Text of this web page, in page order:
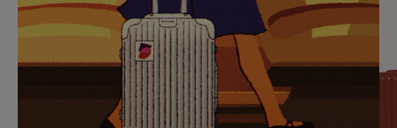
LO PARA
ATIVÁ-
LO